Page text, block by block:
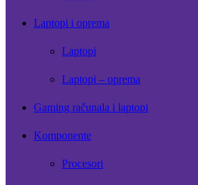
Laptopi i oprema
Laptopi
Laptopi – oprema
Gaming računala i laptopi
Komponente
Procesori